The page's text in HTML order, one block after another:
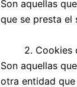
Son aquellas
que se presta el
2. Cookies
Son aquellas
otra entidad